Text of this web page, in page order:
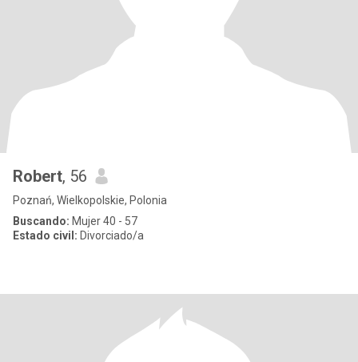
Robert, 56
Poznań, Wielkopolskie, Polonia
Buscando: Mujer 40 - 57
Estado civil: Divorciado/a